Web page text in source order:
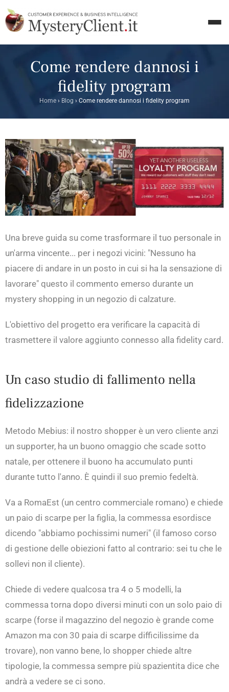
Come rendere dannosi i
fidelity program
Home › Blog › Come rendere dannosi i fidelity program
Una breve guida su come trasformare il tuo personale in
un'arma vincente... per i negozi vicini: "Nessuno ha
piacere di andare in un posto in cui si ha la sensazione di
lavorare" questo il commento emerso durante un
mystery shopping in un negozio di calzature.
L'obiettivo del progetto era verificare la capacità di
trasmettere il valore aggiunto connesso alla fidelity card.
Un caso studio di fallimento nella
fidelizzazione
Metodo Mebius: il nostro shopper è un vero cliente anzi
un supporter, ha un buono omaggio che scade sotto
natale, per ottenere il buono ha accumulato punti
durante tutto l'anno. È quindi il suo premio fedeltà.
Va a RomaEst (un centro commerciale romano) e chiede
un paio di scarpe per la figlia, la commessa esordisce
dicendo "abbiamo pochissimi numeri" (il famoso corso
di gestione delle obiezioni fatto al contrario: sei tu che le
sollevi non il cliente).
Chiede di vedere qualcosa tra 4 o 5 modelli, la
commessa torna dopo diversi minuti con un solo paio di
scarpe (forse il magazzino del negozio è grande come
Amazon ma con 30 paia di scarpe difficilissime da
trovare), non vanno bene, lo shopper chiede altre
tipologie, la commessa sempre più spazientita dice che
andrà a vedere se ci sono.